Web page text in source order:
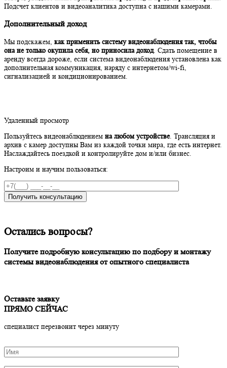
Подсчет клиентов и видеоаналитика доступна с нашими камерами.
Дополнительный доход
Мы подскажем, как применить систему видеонаблюдения так, чтобы
она не только окупила себя, но приносила доход. Сдать помещение в
аренду всегда дороже, если система видеонаблюдения установлена как
дополнительная коммуникация, наряду с интернетом/wi-fi,
сигнализацией и кондиционированием.
Удаленный просмотр
Пользуйтесь видеонаблюдением на любом устройстве. Трансляция и
архив с камер доступны Вам из каждой точки мира, где есть интернет.
Наслаждайтесь поездкой и контролируйте дом и/или бизнес.
Настроим и научим пользоваться:
Остались вопросы?
Получите подробную консультацию по подбору и монтажу
системы видеонаблюдения от опытного специалиста
Оставьте заявку
ПРЯМО СЕЙЧАС
специалист перезвонит через минуту